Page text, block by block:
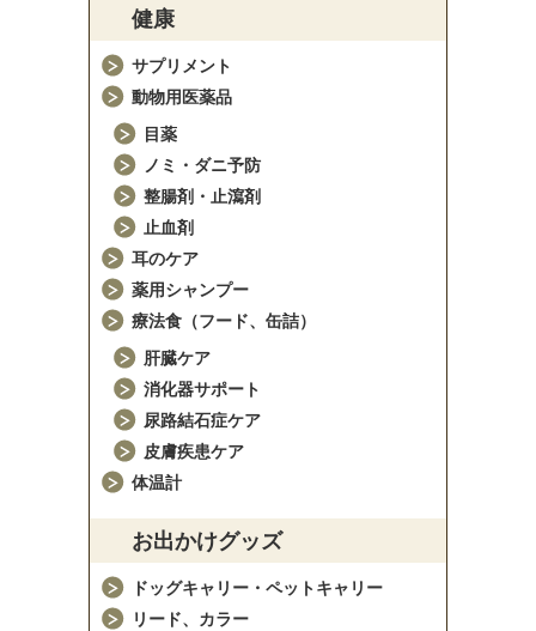
健康
サプリメント
動物用医薬品
目薬
ノミ・ダニ予防
整腸剤・止瀉剤
止血剤
耳のケア
薬用シャンプー
療法食（フード、缶詰）
肝臓ケア
消化器サポート
尿路結石症ケア
皮膚疾患ケア
体温計
お出かけグッズ
ドッグキャリー・ペットキャリー
リード、カラー